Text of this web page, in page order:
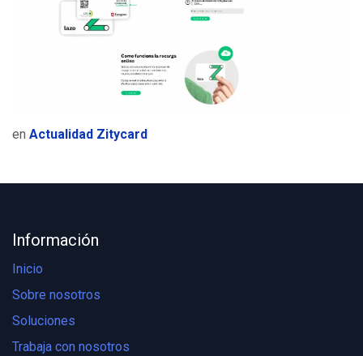
en Actualidad Zitycard
Información
Inicio
Sobre nosotros
Soluciones
Trabaja con nosotros